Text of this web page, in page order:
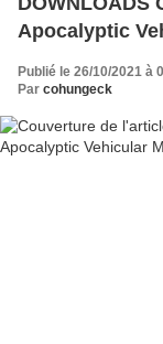
Apocalyptic
Publié le 26/10/2021 à
Par cohungeck